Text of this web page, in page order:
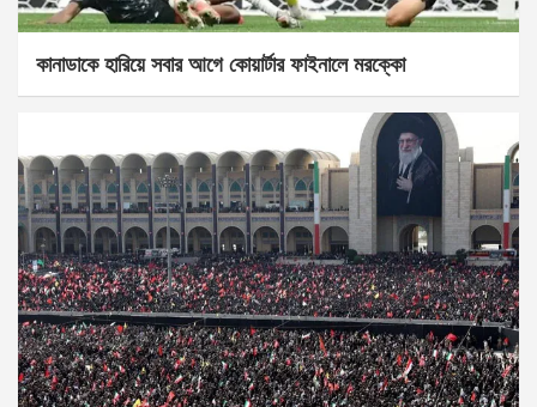
কানাডাকে হারিয়ে সবার আগে কোয়ার্টার ফাইনালে মরক্কো